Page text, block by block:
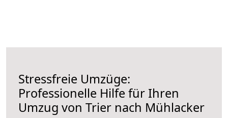
Stressfreie Umzüge:
Professionelle Hilfe für Ihren
Umzug von Trier nach Mühlacker